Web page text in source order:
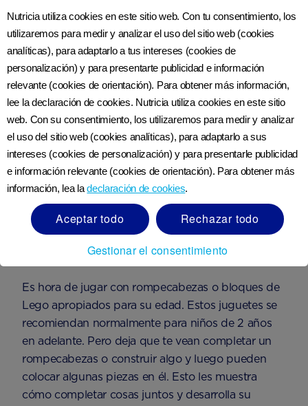
Ambos pueden hacer música juntos y esto
ayudará a tu bebé a reconocer sonidos y a su vez
mejorar su coordinación.
Tener una llamada telefónica
Si hay un teléfono viejo que no usas o un teléfono
de juguete, pueden pretender “hablar” entre ellos
y emitir sonidos diferentes. Este juego es divertido
y ayuda a desarrollar el lenguaje y las habilidades
sociales de tu hijo mientras intenta imitar los
sonidos que haces.
Construir juntos
Es hora de jugar con rompecabezas o bloques de
Lego apropiados para su edad. Estos juguetes se
recomiendan normalmente para niños de 2 años
en adelante. Pero deja que te vean completar un
rompecabezas o construir algo y luego pueden
colocar algunas piezas en él. Esto les muestra
cómo completar cosas juntos y desarrolla su
Nutricia utiliza cookies en este sitio web. Con tu consentimiento, los
utilizaremos para medir y analizar el uso del sitio web (cookies
analíticas), para adaptarlo a tus intereses (cookies de
personalización) y para presentarte publicidad e información
relevante (cookies de orientación). Para obtener más información,
lee la declaración de cookies. Nutricia utiliza cookies en este sitio
web. Con su consentimiento, los utilizaremos para medir y analizar
el uso del sitio web (cookies analíticas), para adaptarlo a sus
intereses (cookies de personalización) y para presentarle publicidad
e información relevante (cookies de orientación). Para obtener más
información, lea ladeclaración de cookies.
Aceptar todo
Rechazar todo
Gestionar el consentimiento